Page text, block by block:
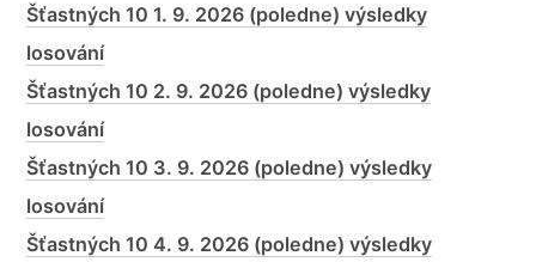
Šťastných 10 1. 9. 2026 (poledne) výsledky
losování
Šťastných 10 2. 9. 2026 (poledne) výsledky
losování
Šťastných 10 3. 9. 2026 (poledne) výsledky
losování
Šťastných 10 4. 9. 2026 (poledne) výsledky